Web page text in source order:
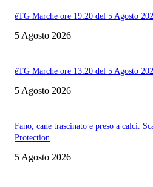
èTG Marche ore 19:20 del 5 Agosto
5 Agosto 2026
èTG Marche ore 13:20 del 5 Agosto
5 Agosto 2026
Fano, cane trascinato e preso a calci.
Protection
5 Agosto 2026